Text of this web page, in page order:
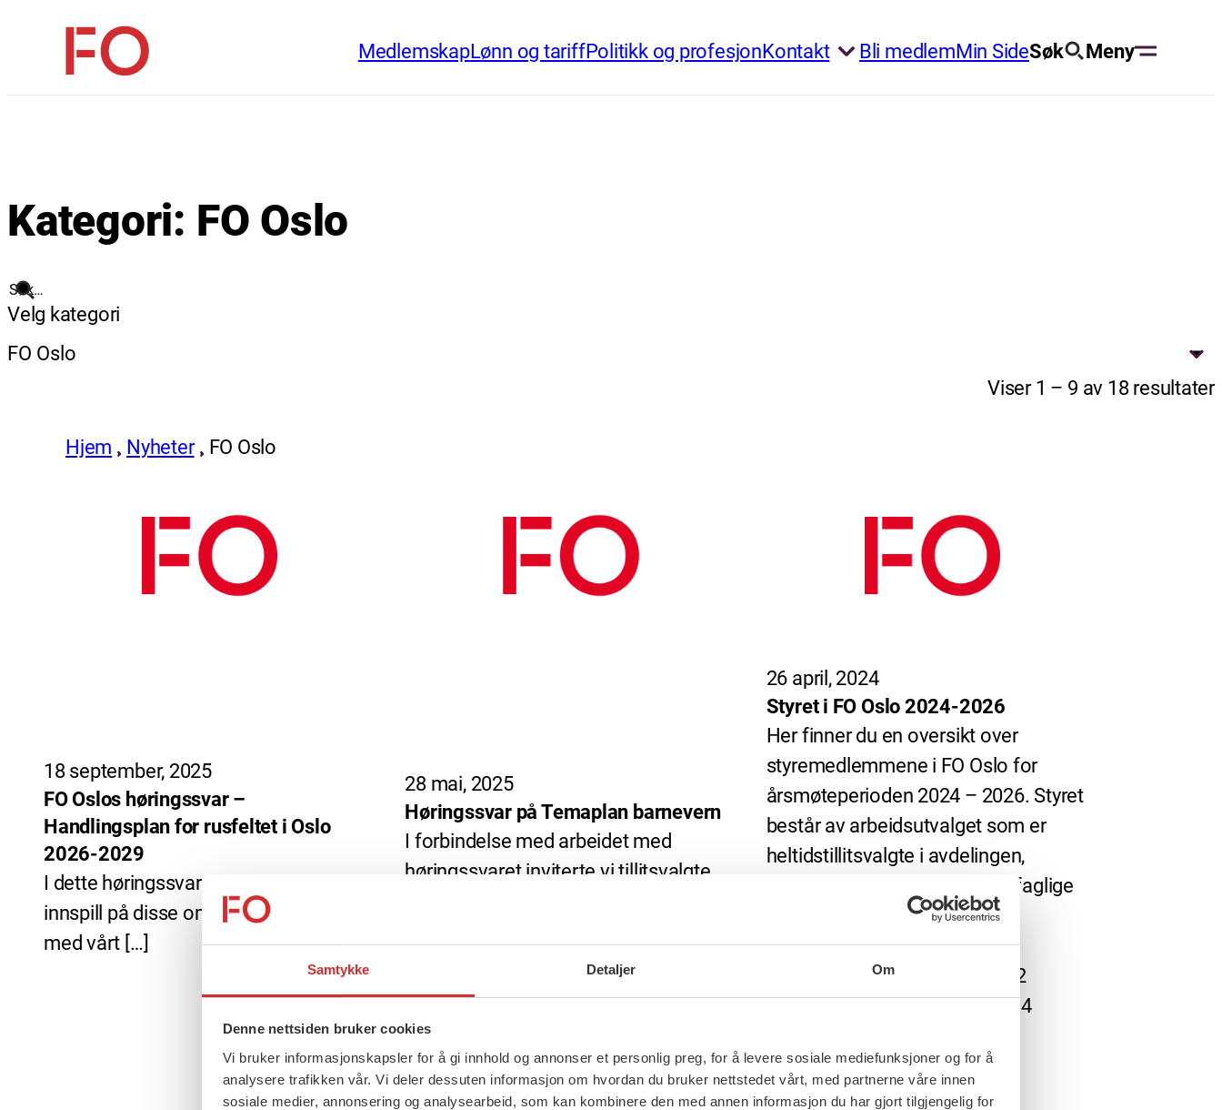
Samtykke Detaljer Om
Denne nettsiden bruker cookies
Vi bruker informasjonskapsler for å gi innhold og annonser et personlig preg, for å levere sosiale mediefunksjoner og for å
analysere trafikken vår. Vi deler dessuten informasjon om hvordan du bruker nettstedet vårt, med partnerne våre innen
sosiale medier, annonsering og analysearbeid, som kan kombinere den med annen informasjon du har gjort tilgjengelig for
innholdFO
MedlemskapLønn og tariffPolitikk og profesjonKontakt Bli medlemMin SideSøk Meny
Kategori: FO Oslo
Søk
Velg kategori
FO Oslo
Viser 1 – 9 av 18 resultater
Hjem Nyheter FO Oslo
18 september, 2025
FO Oslos høringssvar –
Handlingsplan for rusfeltet i Oslo
2026-2029
I dette høringssvaret vil vi gi våre
innspill på disse områdene. I arbeidet
med vårt […]
28 mai, 2025
Høringssvar på Temaplan barnevern
I forbindelse med arbeidet med
høringssvaret inviterte vi tillitsvalgte
26 april, 2024
Styret i FO Oslo 2024-2026
Her finner du en oversikt over
styremedlemmene i FO Oslo for
årsmøteperioden 2024 – 2026. Styret
består av arbeidsutvalget som er
heltidstillitsvalgte i avdelingen,
nestlederne av de profesjonsfaglige
utvalgene, ytterligere 4
styremedlemmer samt
landsstyrerepresentanten og 2
studentrepresentanter. Det er 4